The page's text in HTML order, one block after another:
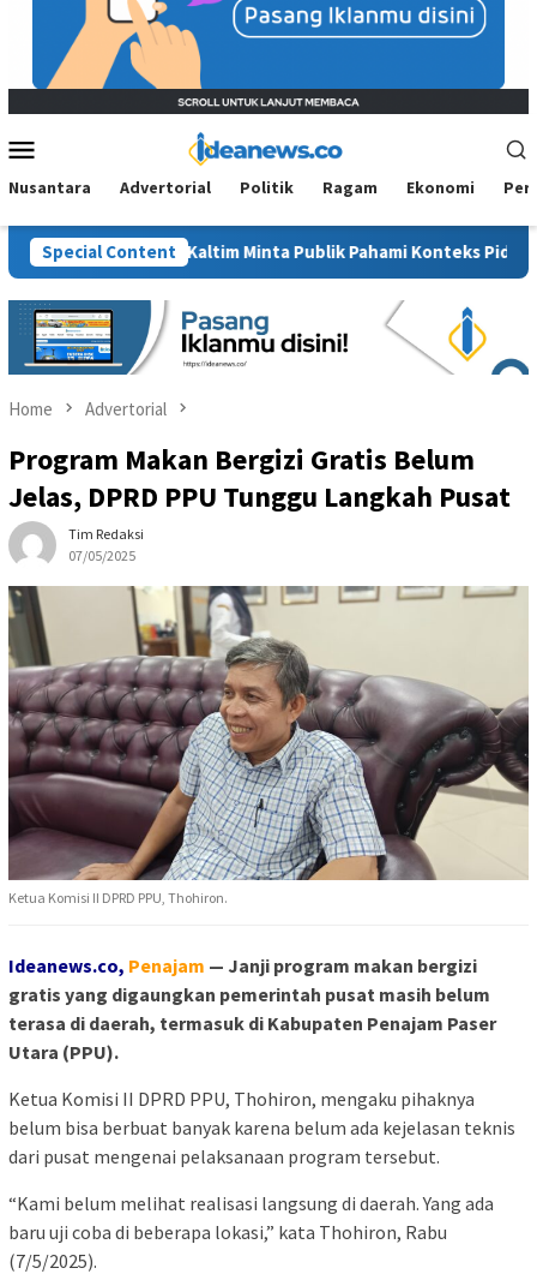
Menu
Nusantara Advertorial Politik Ragam Ekonomi
Special Content
BM PAN Kaltim Minta Publik Pahami Konteks Pidato Secara
Home Advertorial
Program Makan Bergizi Gratis Belum
Jelas, DPRD PPU Tunggu Langkah Pusat
Tim Redaksi
07/05/2025
Ketua Komisi II DPRD PPU, Thohiron.
Ideanews.co, Penajam — Janji program makan bergizi
gratis yang digaungkan pemerintah pusat masih belum
terasa di daerah, termasuk di Kabupaten Penajam Paser
Utara (PPU).
Ketua Komisi II DPRD PPU, Thohiron, mengaku pihaknya
belum bisa berbuat banyak karena belum ada kejelasan teknis
dari pusat mengenai pelaksanaan program tersebut.
“Kami belum melihat realisasi langsung di daerah. Yang ada
baru uji coba di beberapa lokasi,” kata Thohiron, Rabu
(7/5/2025).